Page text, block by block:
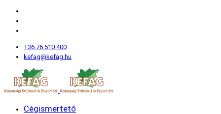
+36 76 510 400
kefag@kefag.hu
Cégismertető